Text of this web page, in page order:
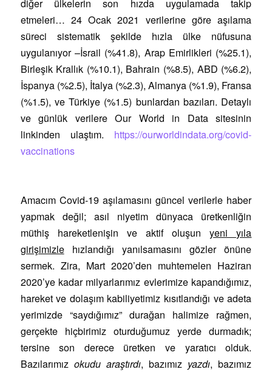
diğer ülkelerin son hızda uygulamada takip
etmeleri… 24 Ocak 2021 verilerine göre aşılama
süreci sistematik şekilde hızla ülke nüfusuna
uygulanıyor –İsrail (%41.8), Arap Emirlikleri (%25.1),
Birleşik Krallık (%10.1), Bahrain (%8.5), ABD (%6.2),
İspanya (%2.5), İtalya (%2.3), Almanya (%1.9), Fransa
(%1.5), ve Türkiye (%1.5) bunlardan bazıları. Detaylı
ve günlük verilere Our World in Data sitesinin
linkinden ulaştım. https://ourworldindata.org/covid-
vaccinations
Amacım Covid-19 aşılamasını güncel verilerle haber
yapmak değil; asıl niyetim dünyaca üretkenliğin
müthiş hareketlenişin ve aktif oluşunyeni yıla
girişimizlehızlandığı yanılsamasını gözler önüne
sermek. Zira, Mart 2020’den muhtemelen Haziran
2020’ye kadar milyarlarımız evlerimize kapandığımız,
hareket ve dolaşım kabiliyetimiz kısıtlandığı ve adeta
yerimizde “saydığımız” durağan halimize rağmen,
gerçekte hiçbirimiz oturduğumuz yerde durmadık;
tersine son derece üretken ve yaratıcı olduk.
Bazılarımız okudu araştırdı, bazımız yazdı, bazımız